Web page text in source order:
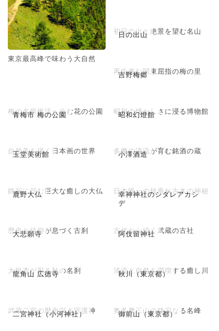
東京最高峰で味わう大自然
日の出山
初日の出と絶景を望む名山
吉野梅郷
再生進む関東屈指の梅の里
青梅市 梅の公園
梅の名所復活へ歩む花の公園 昭和幻燈館
昭和の懐かしさに浸る博物館
玉堂美術館
自然美を描く日本画の世界 小澤酒造
多摩の清流が育む銘酒の蔵
鹿野大仏
静寂に佇む巨大な癒しの大仏
幸神神社のシダレアカシ
デ
日本唯一の枝垂れ古木の神秘
大悲願寺
歴史と信仰が息づく古刹 阿伎留神社
古代から続く武蔵の古社
龍角山 広徳寺
大銀杏が彩る秋の名刹 秋川（東京都）
清流と自然を満喫する癒し川
二宮神社（小河神社）
武蔵二宮の歴史深き守護神 御前山（東京都）
奥多摩三山の静寂なる名峰